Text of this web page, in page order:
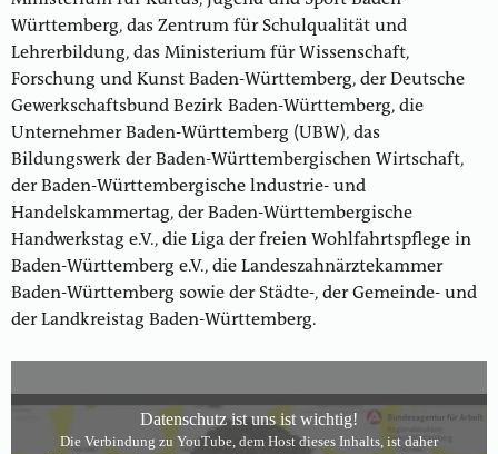
Württemberg, das Zentrum für Schulqualität und
Lehrerbildung, das Ministerium für Wissenschaft,
Forschung und Kunst Baden-Württemberg, der Deutsche
Gewerkschaftsbund Bezirk Baden-Württemberg, die
Unternehmer Baden-Württemberg (UBW), das
Bildungswerk der Baden-Württembergischen Wirtschaft,
der Baden-Württembergische lndustrie- und
Handelskammertag, der Baden-Württembergische
Handwerkstag e.V., die Liga der freien Wohlfahrtspflege in
Baden-Württemberg e.V., die Landeszahnärztekammer
Baden-Württemberg sowie der Städte-, der Gemeinde- und
der Landkreistag Baden-Württemberg.
Datenschutz ist uns ist wichtig!
Die Verbindung zu YouTube, dem Host dieses Inhalts, ist daher